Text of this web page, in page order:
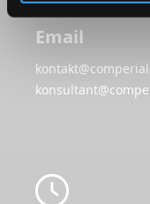
Email